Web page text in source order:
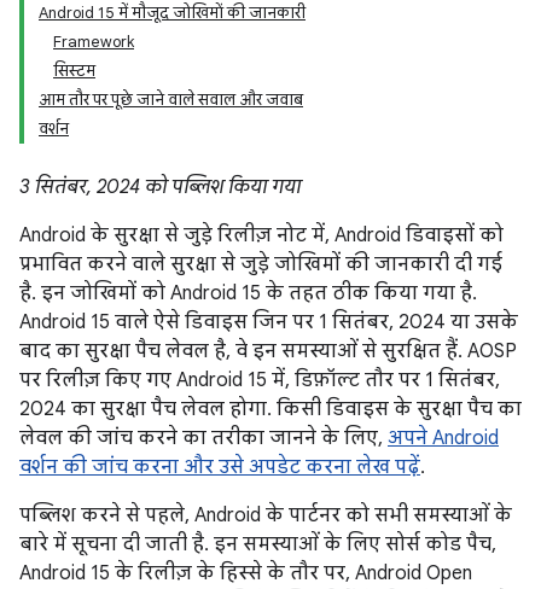
Android 15 में मौजूद जोखिमों की जानकारी
Framework
सिस्टम
आम तौर पर पूछे जाने वाले सवाल और जवाब
वर्शन
3 सितंबर, 2024 को पब्लिश किया गया
Android के सुरक्षा से जुड़े रिलीज़ नोट में, Android डिवाइसों को
प्रभावित करने वाले सुरक्षा से जुड़े जोखिमों की जानकारी दी गई
है. इन जोखिमों को Android 15 के तहत ठीक किया गया है.
Android 15 वाले ऐसे डिवाइस जिन पर 1 सितंबर, 2024 या उसके
बाद का सुरक्षा पैच लेवल है, वे इन समस्याओं से सुरक्षित हैं. AOSP
पर रिलीज़ किए गए Android 15 में, डिफ़ॉल्ट तौर पर 1 सितंबर,
2024 का सुरक्षा पैच लेवल होगा. किसी डिवाइस के सुरक्षा पैच का
लेवल की जांच करने का तरीका जानने के लिए, अपने Android
वर्शन की जांच करना और उसे अपडेट करना लेख पढ़ें.
पब्लिश करने से पहले, Android के पार्टनर को सभी समस्याओं के
बारे में सूचना दी जाती है. इन समस्याओं के लिए सोर्स कोड पैच,
Android 15 के रिलीज़ के हिस्से के तौर पर, Android Open